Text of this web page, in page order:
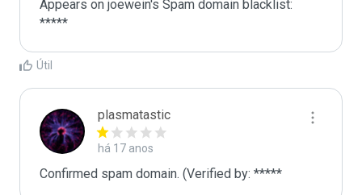
Appears on joewein's Spam domain blacklist:
*****
Útil
plasmatastic
há 17 anos
Confirmed spam domain. (Verified by: *****